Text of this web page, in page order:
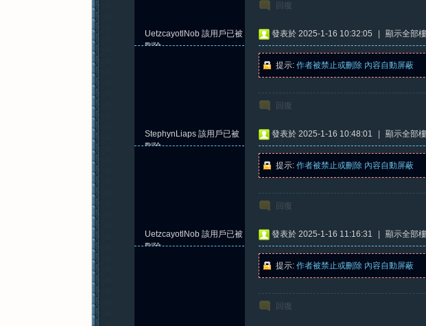
元
回復
UetzcayotlNob 該用戶已被
刪除
發表於 2025-1-16 10:32:05 顯示全部
提示: 作者被禁止或刪除 內容自動屏蔽
回復
StephynLiaps 該用戶已被
刪除
發表於 2025-1-16 10:48:01 顯示全部
提示: 作者被禁止或刪除 內容自動屏蔽
回復
UetzcayotlNob 該用戶已被
刪除
發表於 2025-1-16 11:16:31 顯示全部
提示: 作者被禁止或刪除 內容自動屏蔽
回復